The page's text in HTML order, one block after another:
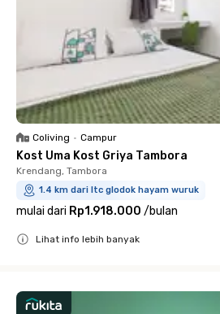
Coliving • Campur
Kost Uma Kost Griya Tambora
Krendang, Tambora
1.4 km dari ltc glodok hayam wuruk
mulai dari Rp1.918.000 /bulan
Lihat info lebih banyak